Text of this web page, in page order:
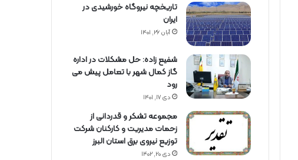
تاریخچه نیروگاه خورشیدی در
ایران
آبان ۲۶, ۱۴۰۱
شفیع زاده: حل مشکلات در اداره
گاز کمال شهر با تعامل پیش می
رود
دی ۱۷, ۱۴۰۱
مجموعه تشکر و قدردانی از
زحمات مدیریت و کارکنان شرکت
توزیع نیروی برق استان البرز
دی ۲۰, ۱۴۰۲